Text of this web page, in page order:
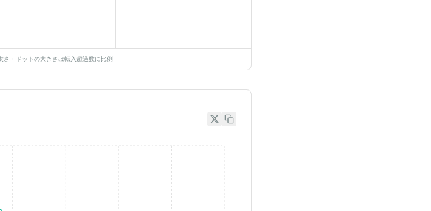
・ドットの大きさは転入超過数に比例